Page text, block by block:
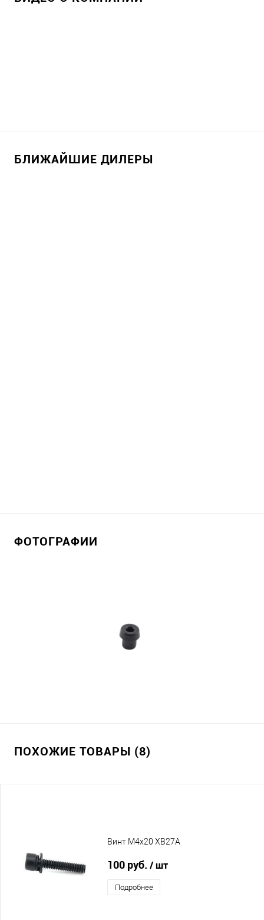
БЛИЖАЙШИЕ ДИЛЕРЫ
ФОТОГРАФИИ
ПОХОЖИЕ ТОВАРЫ (8)
Винт M4x20 XB27A
100 руб. / шт
Подробнее